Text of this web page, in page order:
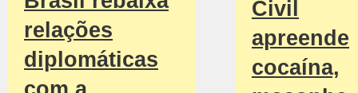
relações
diplomáticas
Civil
apreende
cocaína,